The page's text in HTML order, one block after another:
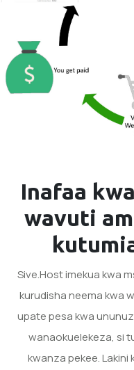
Inafaa
wavuti
Sive.Host imekua kwa
kurudisha neema kwa
upate pesa kwa
wanaokuelekeza, si
kwanza pekee.